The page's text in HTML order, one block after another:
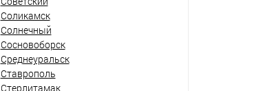
Соликамск
Солнечный
Сосновоборск
Среднеуральск
Ставрополь
Стерлитамак